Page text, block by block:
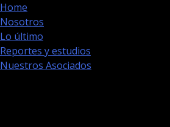
Home
Nosotros
Lo último
Reportes y estudios
Nuestros Asociados